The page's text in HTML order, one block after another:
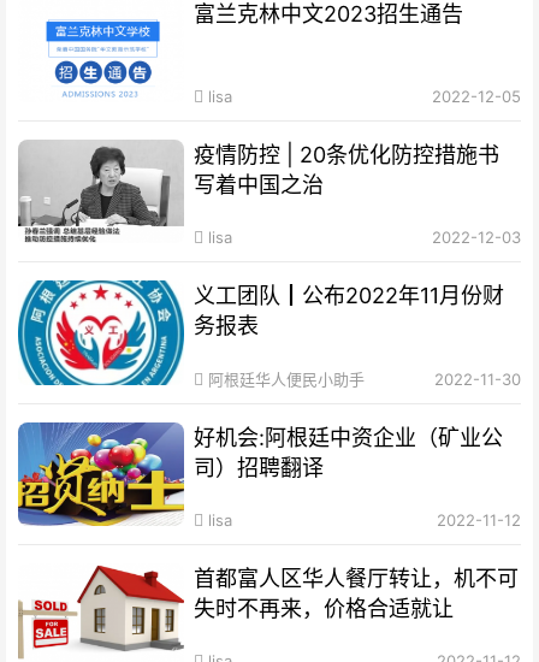
富兰克林中文2023招生通告
lisa 2022-12-05
疫情防控 | 20条优化防控措施书
写着中国之治
lisa 2022-12-03
义工团队┃公布2022年11月份财
务报表
阿根廷华人便民小助手 2022-11-30
好机会:阿根廷中资企业（矿业公
司）招聘翻译
lisa 2022-11-12
首都富人区华人餐厅转让，机不可
失时不再来，价格合适就让